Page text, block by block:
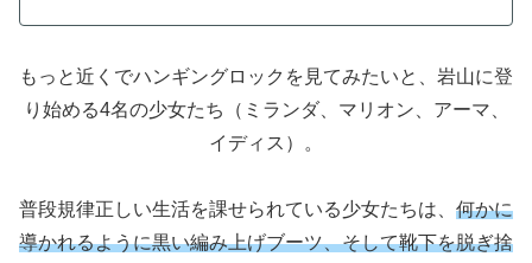
もっと近くでハンギングロックを見てみたいと、岩山に登
り始める4名の少女たち（ミランダ、マリオン、アーマ、
イディス）。
普段規律正しい生活を課せられている少女たちは、 何かに
導かれるように黒い編み上げブーツ、そして靴下を脱ぎ捨